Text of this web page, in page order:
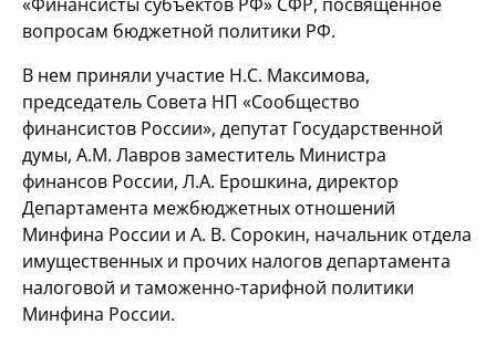
вопросам бюджетной политики РФ.
В нем приняли участие Н.С. Максимова,
председатель Совета НП «Сообщество
финансистов России», депутат Государственной
думы, А.М. Лавров заместитель Министра
финансов России, Л.А. Ерошкина, директор
Департамента межбюджетных отношений
Минфина России и А. В. Сорокин, начальник отдела
имущественных и прочих налогов департамента
налоговой и таможенно-тарифной политики
Минфина России.